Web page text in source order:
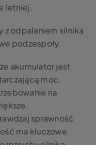
letniej.
z odpalaniem silnika
podzespoły.
akumulator jest
moc,
na
sprawność
ma kluczowe